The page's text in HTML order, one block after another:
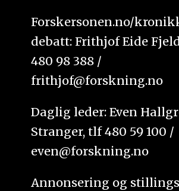
Forskersonen.no/
debatt: Frithjof Eide
480 98 388 /
frithjof@forskning.no
Daglig leder: Even
Stranger, tlf 480 59 100 /
even@forskning.no
Annonsering og